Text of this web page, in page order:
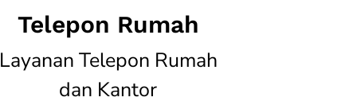
Telepon Rumah
Layanan Telepon Rumah
dan Kantor